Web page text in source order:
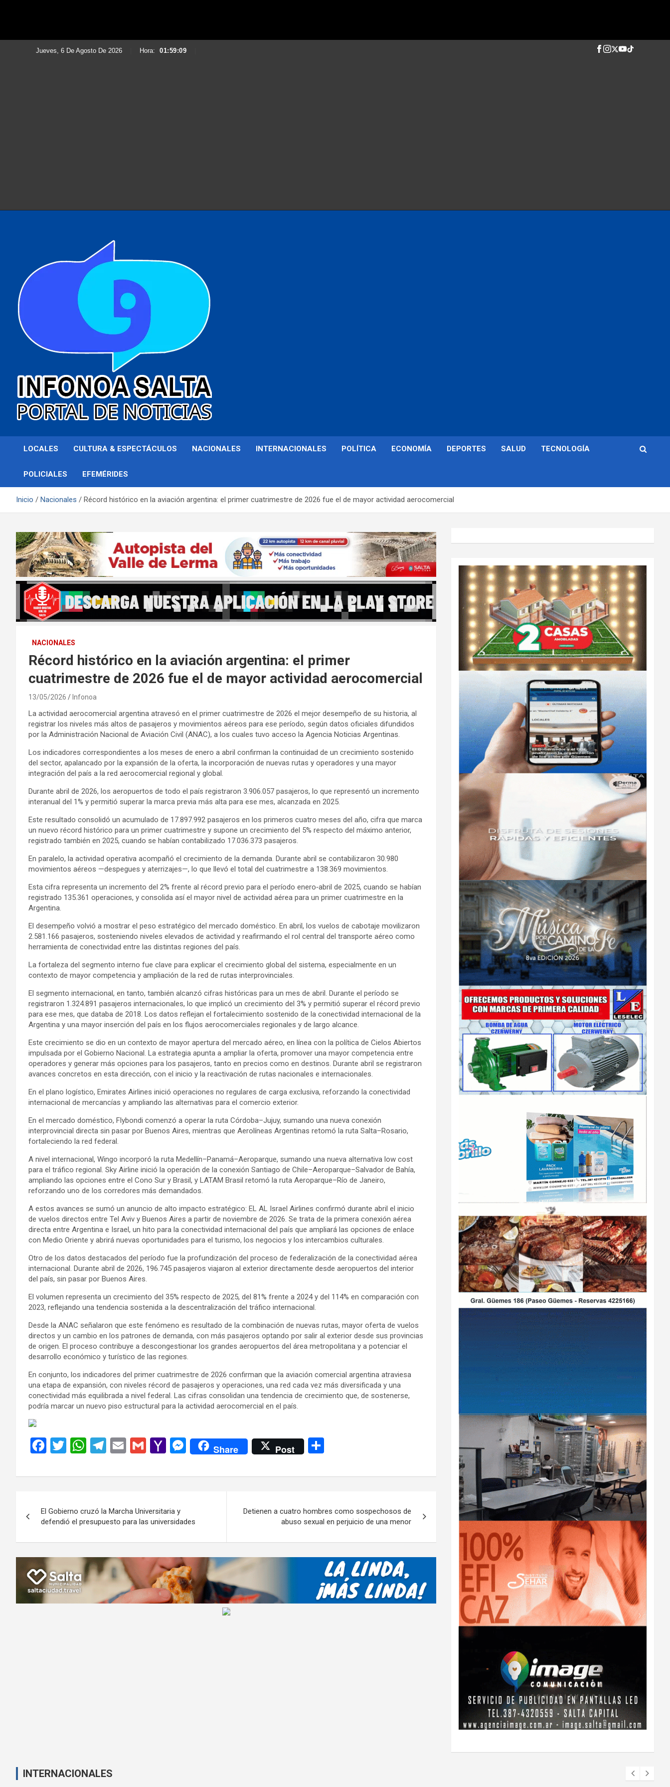
Jueves, 6 De Agosto De 2026 Hora: 01:59:11
Infonoa Salta
LOCALES CULTURA & ESPECTÁCULOS NACIONALES INTERNACIONALES POLÍTICA ECONOMÍA DEPORTES SALUD TECNOLOGÍA
POLICIALES EFEMÉRIDES
Inicio Nacionales Récord histórico en la aviación argentina: el primer cuatrimestre de 2026 fue el de mayor actividad aerocomercial
NACIONALES
Récord histórico en la aviación argentina: el primer
cuatrimestre de 2026 fue el de mayor actividad aerocomercial
13/05/2026 Infonoa
La actividad aerocomercial argentina atravesó en el primer cuatrimestre de 2026 el mejor desempeño de su historia, al
registrar los niveles más altos de pasajeros y movimientos aéreos para ese período, según datos oficiales difundidos
por la Administración Nacional de Aviación Civil (ANAC), a los cuales tuvo acceso la Agencia Noticias Argentinas.
Los indicadores correspondientes a los meses de enero a abril confirman la continuidad de un crecimiento sostenido
del sector, apalancado por la expansión de la oferta, la incorporación de nuevas rutas y operadores y una mayor
integración del país a la red aerocomercial regional y global.
Durante abril de 2026, los aeropuertos de todo el país registraron 3.906.057 pasajeros, lo que representó un incremento
interanual del 1% y permitió superar la marca previa más alta para ese mes, alcanzada en 2025.
Este resultado consolidó un acumulado de 17.897.992 pasajeros en los primeros cuatro meses del año, cifra que marca
un nuevo récord histórico para un primer cuatrimestre y supone un crecimiento del 5% respecto del máximo anterior,
registrado también en 2025, cuando se habían contabilizado 17.036.373 pasajeros.
En paralelo, la actividad operativa acompañó el crecimiento de la demanda. Durante abril se contabilizaron 30.980
movimientos aéreos —despegues y aterrizajes—, lo que llevó el total del cuatrimestre a 138.369 movimientos.
Esta cifra representa un incremento del 2% frente al récord previo para el período enero‑abril de 2025, cuando se habían
registrado 135.361 operaciones, y consolida así el mayor nivel de actividad aérea para un primer cuatrimestre en la
Argentina.
El desempeño volvió a mostrar el peso estratégico del mercado doméstico. En abril, los vuelos de cabotaje movilizaron
2.581.166 pasajeros, sosteniendo niveles elevados de actividad y reafirmando el rol central del transporte aéreo como
herramienta de conectividad entre las distintas regiones del país.
La fortaleza del segmento interno fue clave para explicar el crecimiento global del sistema, especialmente en un
contexto de mayor competencia y ampliación de la red de rutas interprovinciales.
El segmento internacional, en tanto, también alcanzó cifras históricas para un mes de abril. Durante el período se
registraron 1.324.891 pasajeros internacionales, lo que implicó un crecimiento del 3% y permitió superar el récord previo
para ese mes, que databa de 2018. Los datos reflejan el fortalecimiento sostenido de la conectividad internacional de la
Argentina y una mayor inserción del país en los flujos aerocomerciales regionales y de largo alcance.
Este crecimiento se dio en un contexto de mayor apertura del mercado aéreo, en línea con la política de Cielos Abiertos
impulsada por el Gobierno Nacional. La estrategia apunta a ampliar la oferta, promover una mayor competencia entre
operadores y generar más opciones para los pasajeros, tanto en precios como en destinos. Durante abril se registraron
avances concretos en esta dirección, con el inicio y la reactivación de rutas nacionales e internacionales.
En el plano logístico, Emirates Airlines inició operaciones no regulares de carga exclusiva, reforzando la conectividad
internacional de mercancías y ampliando las alternativas para el comercio exterior.
En el mercado doméstico, Flybondi comenzó a operar la ruta Córdoba–Jujuy, sumando una nueva conexión
interprovincial directa sin pasar por Buenos Aires, mientras que Aerolíneas Argentinas retomó la ruta Salta–Rosario,
fortaleciendo la red federal.
A nivel internacional, Wingo incorporó la ruta Medellín–Panamá–Aeroparque, sumando una nueva alternativa low cost
para el tráfico regional. Sky Airline inició la operación de la conexión Santiago de Chile–Aeroparque–Salvador de Bahía,
ampliando las opciones entre el Cono Sur y Brasil, y LATAM Brasil retomó la ruta Aeroparque–Río de Janeiro,
reforzando uno de los corredores más demandados.
A estos avances se sumó un anuncio de alto impacto estratégico: EL AL Israel Airlines confirmó durante abril el inicio
de vuelos directos entre Tel Aviv y Buenos Aires a partir de noviembre de 2026. Se trata de la primera conexión aérea
directa entre Argentina e Israel, un hito para la conectividad internacional del país que ampliará las opciones de enlace
con Medio Oriente y abrirá nuevas oportunidades para el turismo, los negocios y los intercambios culturales.
Otro de los datos destacados del período fue la profundización del proceso de federalización de la conectividad aérea
internacional. Durante abril de 2026, 196.745 pasajeros viajaron al exterior directamente desde aeropuertos del interior
del país, sin pasar por Buenos Aires.
El volumen representa un crecimiento del 35% respecto de 2025, del 81% frente a 2024 y del 114% en comparación con
2023, reflejando una tendencia sostenida a la descentralización del tráfico internacional.
Desde la ANAC señalaron que este fenómeno es resultado de la combinación de nuevas rutas, mayor oferta de vuelos
directos y un cambio en los patrones de demanda, con más pasajeros optando por salir al exterior desde sus provincias
de origen. El proceso contribuye a descongestionar los grandes aeropuertos del área metropolitana y a potenciar el
desarrollo económico y turístico de las regiones.
En conjunto, los indicadores del primer cuatrimestre de 2026 confirman que la aviación comercial argentina atraviesa
una etapa de expansión, con niveles récord de pasajeros y operaciones, una red cada vez más diversificada y una
conectividad más equilibrada a nivel federal. Las cifras consolidan una tendencia de crecimiento que, de sostenerse,
podría marcar un nuevo piso estructural para la actividad aerocomercial en el país.
F
ce
o
o
k
T
tt
W
at
A
p
p
T
e
a
m
E
ail
G
ail
Y
h
o
M
ail
M
se
er
Share Post
m
ar
tir
de
entradas
El Gobierno cruzó la Marcha Universitaria y
defendió el presupuesto para las universidades
Detienen a cuatro hombres como sospechosos de
abuso sexual en perjuicio de una menor
INTERNACIONALES